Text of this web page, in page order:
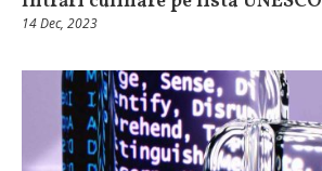
14 Dec, 2023